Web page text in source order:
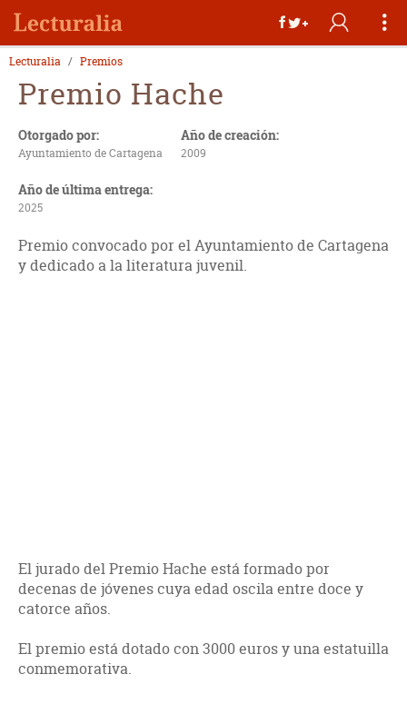
Lecturalia Premios
Premio Hache
Otorgado por:
Ayuntamiento de Cartagena
Año de creación:
2009
Año de última entrega:
2025
Premio convocado por el Ayuntamiento de Cartagena
y dedicado a la literatura juvenil.
El jurado del Premio Hache está formado por
decenas de jóvenes cuya edad oscila entre doce y
catorce años.
El premio está dotado con 3000 euros y una estatuilla
conmemorativa.